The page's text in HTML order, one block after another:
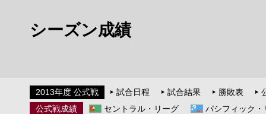
シーズン成績
2013年度 公式戦 試合日程 試合結果 勝敗表
公式戦成績
セントラル・リーグ
パシフィック・